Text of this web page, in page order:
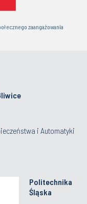
zaangażowania
i Automatyki
Politechnika
Śląska